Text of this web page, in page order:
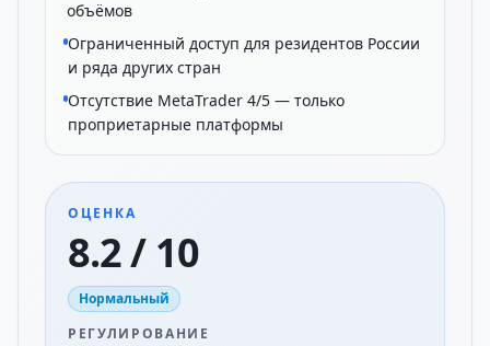
объёмов
Ограниченный доступ для резидентов России
и ряда других стран
Отсутствие MetaTrader 4/5 — только
проприетарные платформы
ОЦЕНКА
8.2 / 10
Нормальный
РЕГУЛИРОВАНИЕ